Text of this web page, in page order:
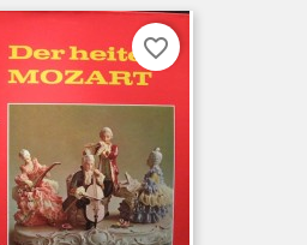
favorite_border